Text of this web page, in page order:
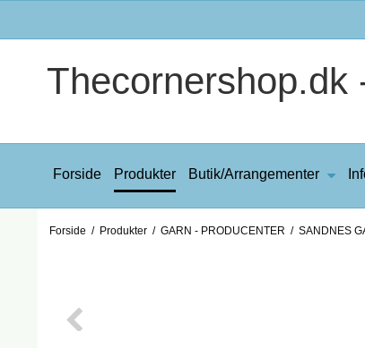
Thecornershop.dk
Forside Produkter Butik/Arrangementer
Forside / Produkter / GARN - PRODUCENTER / SANDNES